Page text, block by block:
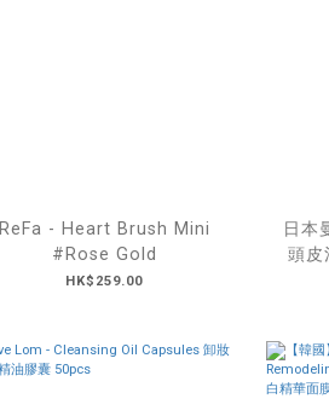
ReFa - Heart Brush Mini
#Rose Gold
HK$259.00
日本
頭皮